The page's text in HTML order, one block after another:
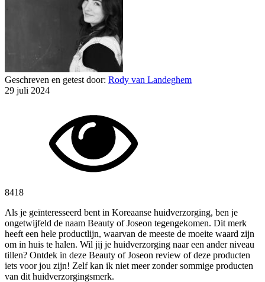
Geschreven en getest door: Rody van Landeghem
29 juli 2024
8418
Als je geïnteresseerd bent in Koreaanse huidverzorging, ben je
ongetwijfeld de naam Beauty of Joseon tegengekomen. Dit merk
heeft een hele productlijn, waarvan de meeste de moeite waard zijn
om in huis te halen. Wil jij je huidverzorging naar een ander niveau
tillen? Ontdek in deze Beauty of Joseon review of deze producten
iets voor jou zijn! Zelf kan ik niet meer zonder sommige producten
van dit huidverzorgingsmerk.